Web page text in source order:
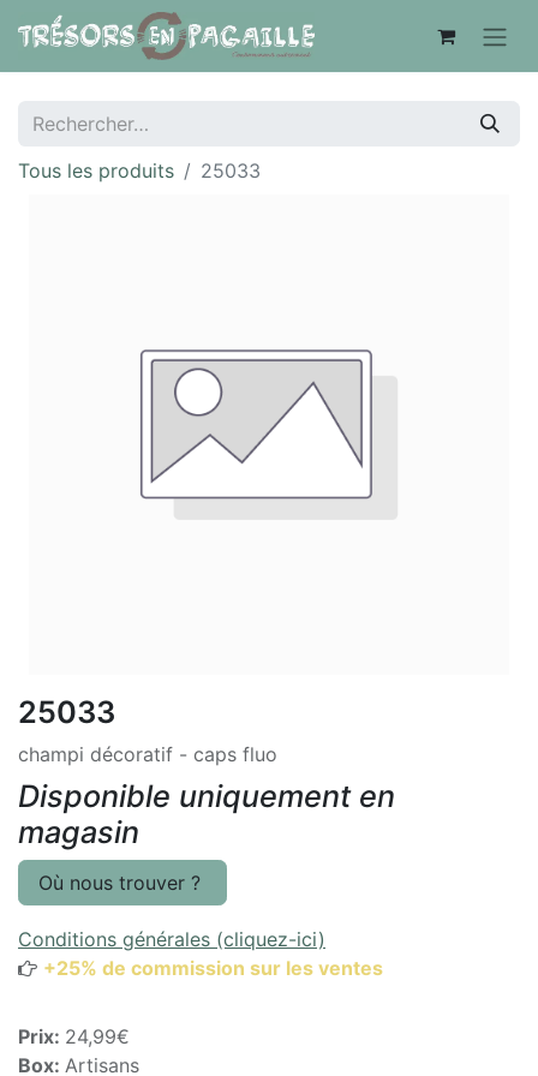
Tous les produits 25033
25033
champi décoratif - caps fluo
Disponible uniquement en
magasin
Où nous trouver ?
Conditions générales (cliquez-ici)
+25% de commission sur les ventes
Prix: 24,99€
Box: Artisans